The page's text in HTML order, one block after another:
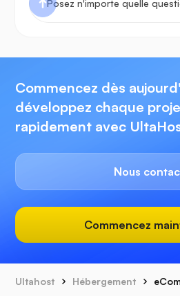
Commencez dès
développez chaque
rapidement avec
Nous
Commencez
Ultahost Hébergement